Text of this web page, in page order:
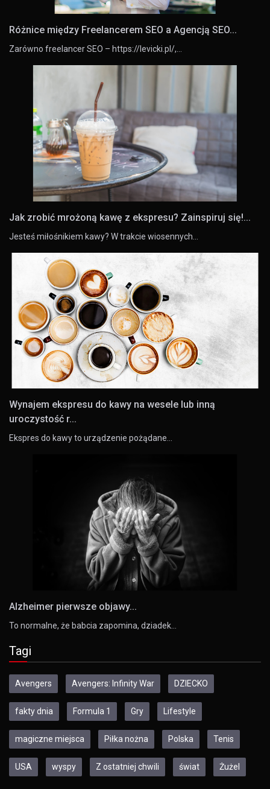
Różnice między Freelancerem SEO a Agencją SEO...
Zarówno freelancer SEO – https://levicki.pl/,…
Jak zrobić mrożoną kawę z ekspresu? Zainspiruj się!...
Jesteś miłośnikiem kawy? W trakcie wiosennych…
Wynajem ekspresu do kawy na wesele lub inną
uroczystość r...
Ekspres do kawy to urządzenie pożądane…
Alzheimer pierwsze objawy...
To normalne, że babcia zapomina, dziadek…
Tagi
Avengers Avengers: Infinity War DZIECKO
fakty dnia Formula 1 Gry Lifestyle
magiczne miejsca Piłka nożna Polska Tenis
USA wyspy Z ostatniej chwili świat Żużel